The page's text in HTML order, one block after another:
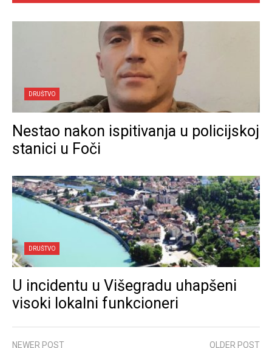
DRUŠTVO
Nestao nakon ispitivanja u policijskoj
stanici u Foči
DRUŠTVO
U incidentu u Višegradu uhapšeni
visoki lokalni funkcioneri
NEWER POST OLDER POST